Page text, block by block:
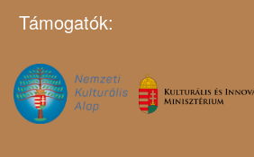
Támogatók: